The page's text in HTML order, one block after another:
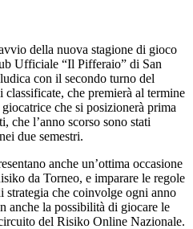
della nuova stagione di gioco
Ufficiale “Il Pifferaio” di San
con il secondo turno del
che premierà al termine
che si posizionerà prima
che l’anno scorso sono stati
due semestri.
anche un’ottima occasione
da Torneo, e imparare le regole
strategia che coinvolge ogni anno
anche la possibilità di giocare le
del Risiko Online Nazionale.